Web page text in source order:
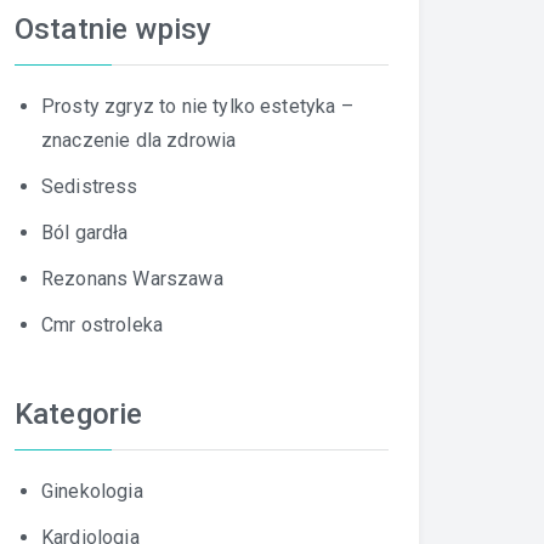
Ostatnie wpisy
Prosty zgryz to nie tylko estetyka –
znaczenie dla zdrowia
Sedistress
Ból gardła
Rezonans Warszawa
Cmr ostroleka
Kategorie
Ginekologia
Kardiologia